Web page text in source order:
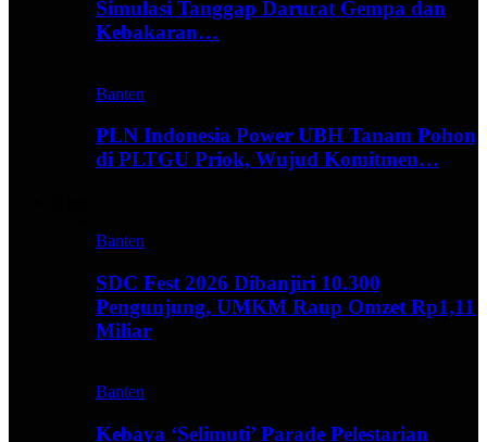
Simulasi Tanggap Darurat Gempa dan
Kebakaran…
Banten
PLN Indonesia Power UBH Tanam Pohon
di PLTGU Priok, Wujud Komitmen…
Banten
SDC Fest 2026 Dibanjiri 10.300
Pengunjung, UMKM Raup Omzet Rp1,11
Miliar
Banten
Kebaya ‘Selimuti’ Parade Pelestarian